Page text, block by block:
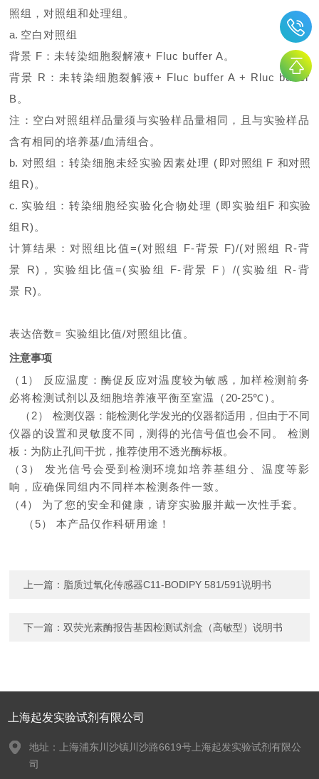
照组，对照组和处理组。
a. 空白对照组
背景 F ：未转染细胞裂解液+ Fluc buffer A。
背景 R ：未转染细胞裂解液+ Fluc buffer A + Rluc buffer
B 。
注：空白对照组样品量须与实验样品量相同，且与实验样品
含有相同的培养基/血清组合。
b. 对照组：转染细胞未经实验因素处理 ( 即对照组 F 和对照
组 R) 。
c. 实验组：转染细胞经实验化合物处理 (即实验组 F 和实验
组 R) 。
计算结果：对照组比值=(对照组 F-背景 F)/(对照组 R-背
景
R) ，实验组比值=( 实验组 F-背景 F ）/( 实验组 R-背
景 R) 。
表达倍数= 实验组比值/对照组比值。
注意事项
（ 1）
反应温度：酶促反应对温度较为敏感，加样检测前务
必将检测试剂以及细胞培养液平衡至室温
（ 20-25℃） 。
（ 2）检测仪器：能检测化学发光的仪器都适用，但由于不同
仪器的设置和灵敏度不同，测得的光信号值也会不同。
检测
板：为防止孔间干扰，推荐使用不透光酶标板。
（3） 发光信号会受到检测环境如培养基组分、温度等影
响，应确保同组内不同样本检测条件一致。
（4） 为了您的安全和健康，请穿实验服并戴一次性手套。
（ 5）本产品仅作科研用途！
上一篇： 脂质过氧化传感器C11-BODIPY 581/591说明书
下一篇：双荧光素酶报告基因检测试剂盒（高敏型）说明书
上海起发实验试剂有限公司
地址：上海浦东川沙镇川沙路6619号上海起发实验试剂有限公
司